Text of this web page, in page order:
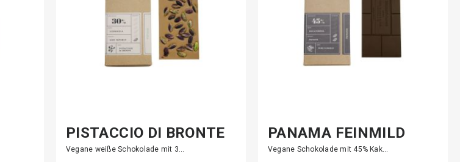
PISTACCIO DI BRONTE
Vegane weiße Schokolade mit 3…
PANAMA FEINMILD
Vegane Schokolade mit 45% Kak…